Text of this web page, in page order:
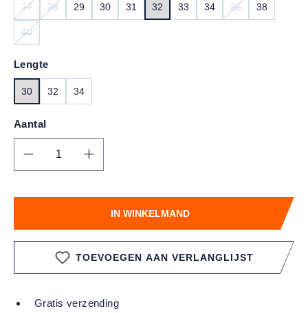
27
(DEZE OPTIE IS MOMENTEEL NIET BESCHIKBAAR.)
28
(DEZE OPTIE IS MOMENTEEL NIET BESCHIKBAAR.)
29 30 31 32 33 34 36 38
40
Lengte
30 32 34
Aantal
Producthoeveelheid: Voer de gewenste
IN WINKELMAND
TOEVOEGEN AAN VERLANGLIJST
Gratis verzending